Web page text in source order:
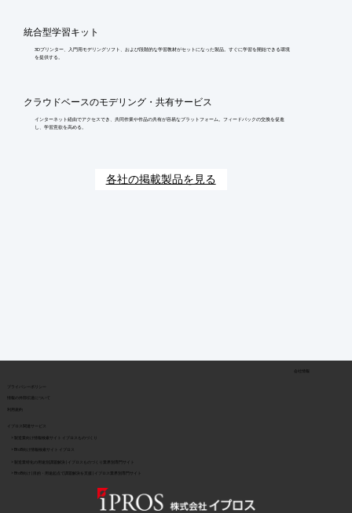
統合型学習キット
3Dプリンター、入門用モデリングソフト、および段階的な学習教材がセットになった製品。すぐに学習を開始できる環境
を提供する。
クラウドベースのモデリング・共有サービス
インターネット経由でアクセスでき、共同作業や作品の共有が容易なプラットフォーム。フィードバックの交換を促進
し、学習意欲を高める。
各社の掲載製品を見る
​プライバシーポリシー
​情報の外部伝達について
利用規約
会社情報
> 製造業特化の用途別課題解決 | イプロスものづくり業界別専門サイト
> BtoB向け情報検索サイト イプロス
> BtoB向け | 目的・用途起点で課題解決を支援 | イプロス業界別専門サイト
> 製造業向け情報検索サイト イプロスものづくり
イプロス関連サービス